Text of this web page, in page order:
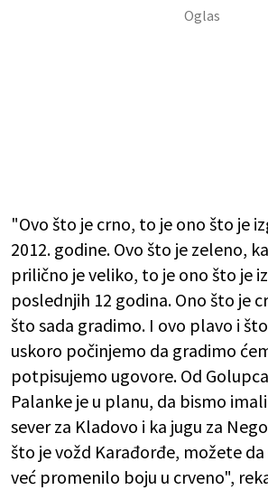
"Ovo što je crno, to je ono što je
2012. godine. Ovo što je zeleno,
prilično je veliko, to je ono što je
poslednjih 12 godina. Ono što je
što sada gradimo. I ovo plavo i
uskoro počinjemo da gradimo
potpisujemo ugovore. Od
Palanke je u planu, da bismo
sever za Kladovo i ka jugu za
što je vožd Karađorđe, možete
već promenilo boju u crveno",